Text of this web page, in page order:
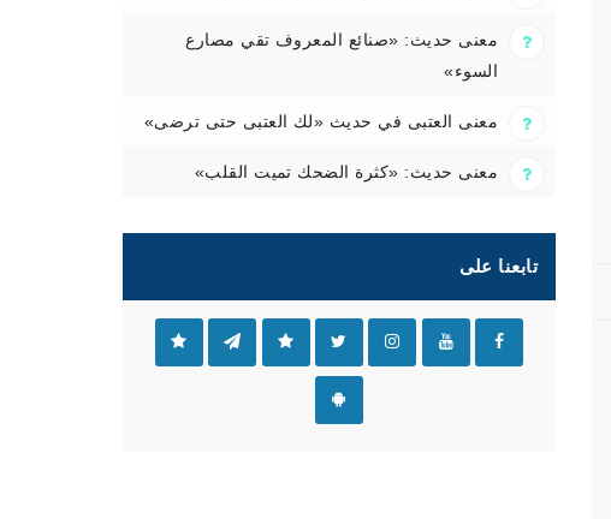
معنى حديث: «صنائع المعروف تقي مصارع
السوء»
معنى العتبى في حديث «لك العتبى حتى ترضى»
معنى حديث: «كثرة الضحك تميت القلب»
تابعنا على